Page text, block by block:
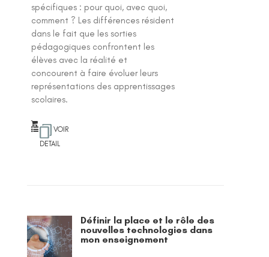
spécifiques : pour quoi, avec quoi,
comment ? Les différences résident
dans le fait que les sorties
pédagogiques confrontent les
élèves avec la réalité et
concourent à faire évoluer leurs
représentations des apprentissages
scolaires.
VOIR
DETAIL
Définir la place et le rôle des
nouvelles technologies dans
mon enseignement